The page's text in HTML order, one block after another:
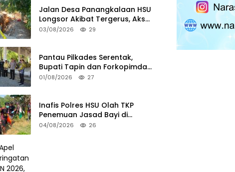
Jalan Desa Panangkalaan HSU
Longsor Akibat Tergerus, Akses
Warga Putus
03/08/2026 29
Pantau Pilkades Serentak,
Bupati Tapin dan Forkopimda
Turun ke TPS
01/08/2026 27
Inafis Polres HSU Olah TKP
Penemuan Jasad Bayi di
Sungai Desa Keramat
04/08/2026 26